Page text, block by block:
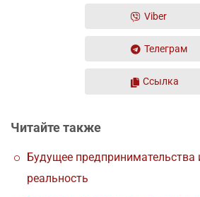
Viber
Телеграм
Ссылка
Читайте также
Будущее предпринимательства
реальность